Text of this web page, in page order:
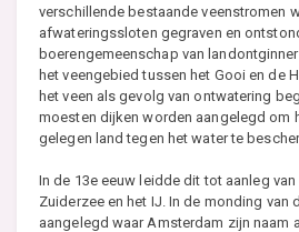
verschillende bestaande veenstromen
afwateringssloten gegraven en
boerengemeenschap van
het veengebied tussen het Gooi en de
het veen als gevolg van ontwatering
moesten dijken worden aangelegd om
gelegen land tegen het water te
In de 13e eeuw leidde dit tot aanleg
Zuiderzee en het IJ. In de monding van
aangelegd waar Amsterdam zijn naam